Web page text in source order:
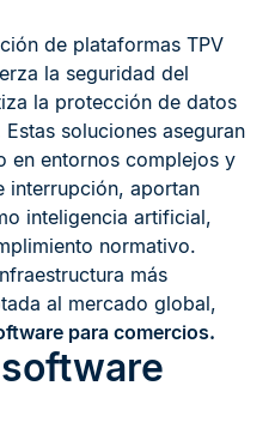
de plataformas TPV
la seguridad del
la protección de datos
soluciones aseguran
en entornos complejos y
interrupción, aportan
inteligencia artificial,
normativo.
más
al mercado global,
para comercios.